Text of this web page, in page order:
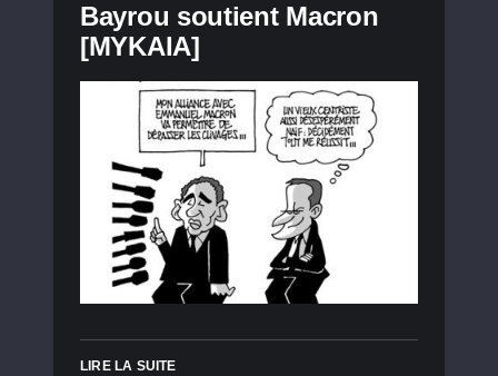
Bayrou soutient Macron
[MYKAIA]
LIRE LA SUITE